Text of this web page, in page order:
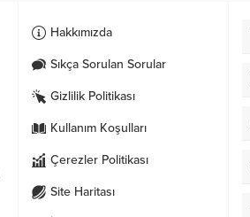
Hakkımızda
Sıkça Sorulan Sorular
Gizlilik Politikası
Kullanım Koşulları
Çerezler Politikası
Site Haritası